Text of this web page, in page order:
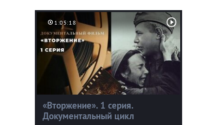
1:05:18
«Вторжение». 1 серия.
Документальный цикл